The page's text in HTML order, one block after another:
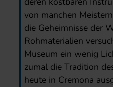
von manchen
die Geheimnisse der
Rohmaterialien
Museum ein wenig
zumal die Tradition
heute in Cremona